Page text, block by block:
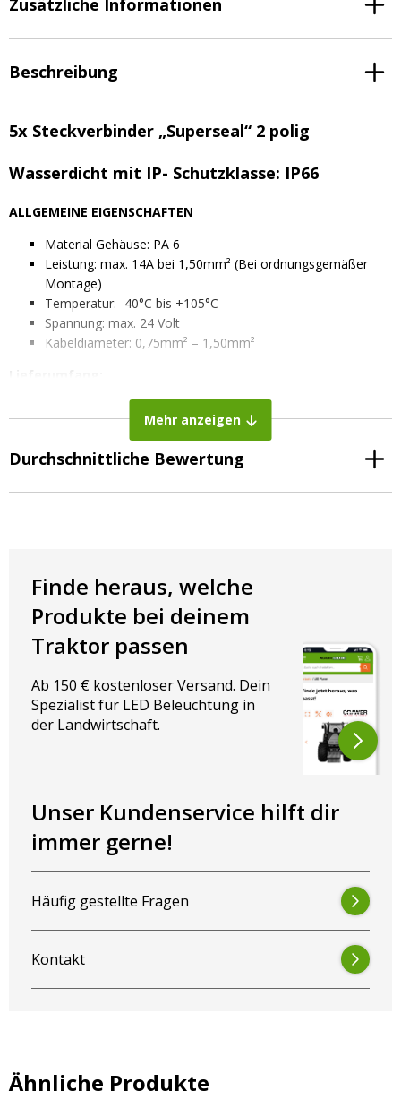
Zusätzliche Informationen
Beschreibung
5x Steckverbinder „Superseal“ 2 polig
Wasserdicht mit IP- Schutzklasse: IP66
ALLGEMEINE EIGENSCHAFTEN
Material Gehäuse: PA 6
Leistung: max. 14A bei 1,50mm² (Bei ordnungsgemäßer
Montage)
Temperatur: -40°C bis +105°C
Spannung: max. 24 Volt
Kabeldiameter: 0,75mm² – 1,50mm²
Auf der Suche nach wasserdichten Steckverbindern?
Dann sind Sie bei AgrarLED genau richtig ✅
Hochwertige Produkte ✅ zu fairen Preisen ✅ Sicher
auf Rechnung bezahlen
Mehr anzeigen
Durchschnittliche Bewertung
Finde heraus, welche
Produkte bei deinem
Traktor passen
Ab 150 € kostenloser Versand. Dein
Spezialist für LED Beleuchtung in
der Landwirtschaft.
Unser Kundenservice hilft dir
immer gerne!
Häufig gestellte Fragen
Kontakt
Ähnliche Produkte